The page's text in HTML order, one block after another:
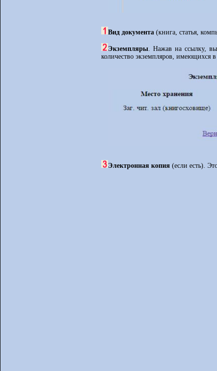
Вид документа (книга, статья,
Экземпляры. Нажав на ссылку, вы
количество экземпляров, имеющихся
Электронная копия (если есть).